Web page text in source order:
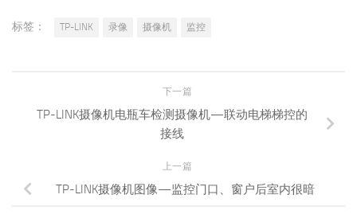
标签： TP-LINK 录像 摄像机 监控
下一篇
TP-LINK摄像机电瓶车检测摄像机—联动电梯梯控的
接线
上一篇
TP-LINK摄像机图像—监控门口、窗户后室内很暗